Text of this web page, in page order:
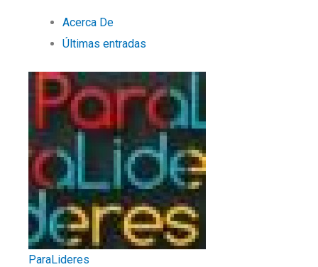
Acerca De
Últimas entradas
ParaLideres